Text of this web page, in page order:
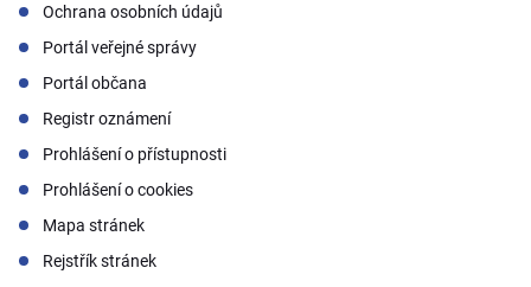
Ochrana osobních údajů
Portál veřejné správy
Portál občana
Registr oznámení
Prohlášení o přístupnosti
Prohlášení o cookies
Mapa stránek
Rejstřík stránek